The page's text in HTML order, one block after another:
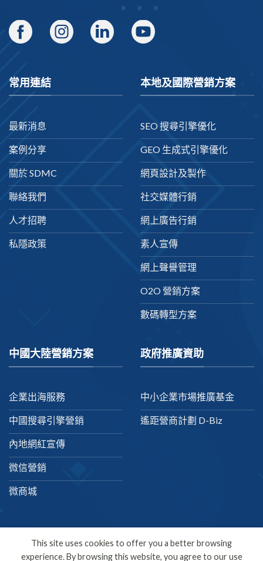
常用連結
最新消息
案例分享
關於 SDMC
聯絡我們
人才招聘
私隱政策
本地及國際營銷方案
SEO 搜尋引擎優化
GEO 生成式引擎優化
網頁設計及製作
社交媒體行銷
網上廣告行銷
素人宣傳
網上聲譽管理
O2O 營銷方案
數碼轉型方案
中國大陸營銷方案
企業出海服務
中國搜尋引擎營銷
內地網紅宣傳
微信營銷
微商城
政府推廣資助
中小企業市場推廣基金
遙距營商計劃 D-Biz
This site uses cookies to offer you a better browsing
experience. By browsing this website, you agree to our use